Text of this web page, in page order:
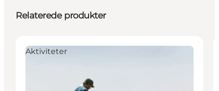
Relaterede produkter
Aktiviteter